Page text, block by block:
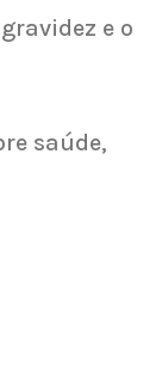
Mais e o
saúde,